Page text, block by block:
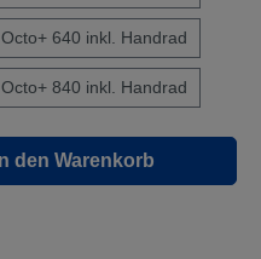
Octo+ 640 inkl. Handrad
Octo+ 840 inkl. Handrad
gewünschten
In den Warenkorb